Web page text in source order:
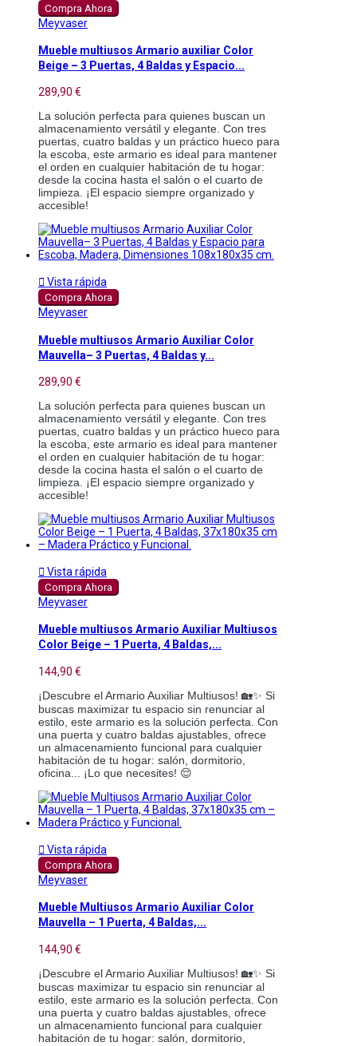
Compra Ahora
Meyvaser
Mueble multiusos Armario auxiliar Color
Beige – 3 Puertas, 4 Baldas y Espacio...
289,90 €
La solución perfecta para quienes buscan un
almacenamiento versátil y elegante. Con tres
puertas, cuatro baldas y un práctico hueco para
la escoba, este armario es ideal para mantener
el orden en cualquier habitación de tu hogar:
desde la cocina hasta el salón o el cuarto de
limpieza. ¡El espacio siempre organizado y
accesible!
 Vista rápida
Compra Ahora
Meyvaser
Mueble multiusos Armario Auxiliar Color
Mauvella– 3 Puertas, 4 Baldas y...
289,90 €
La solución perfecta para quienes buscan un
almacenamiento versátil y elegante. Con tres
puertas, cuatro baldas y un práctico hueco para
la escoba, este armario es ideal para mantener
el orden en cualquier habitación de tu hogar:
desde la cocina hasta el salón o el cuarto de
limpieza. ¡El espacio siempre organizado y
accesible!
 Vista rápida
Compra Ahora
Meyvaser
Mueble multiusos Armario Auxiliar Multiusos
Color Beige – 1 Puerta, 4 Baldas,...
144,90 €
¡Descubre el Armario Auxiliar Multiusos! 🏡✨ Si
buscas maximizar tu espacio sin renunciar al
estilo, este armario es la solución perfecta. Con
una puerta y cuatro baldas ajustables, ofrece
un almacenamiento funcional para cualquier
habitación de tu hogar: salón, dormitorio,
oficina... ¡Lo que necesites! 😌
 Vista rápida
Compra Ahora
Meyvaser
Mueble Multiusos Armario Auxiliar Color
Mauvella – 1 Puerta, 4 Baldas,...
144,90 €
¡Descubre el Armario Auxiliar Multiusos! 🏡✨ Si
buscas maximizar tu espacio sin renunciar al
estilo, este armario es la solución perfecta. Con
una puerta y cuatro baldas ajustables, ofrece
un almacenamiento funcional para cualquier
habitación de tu hogar: salón, dormitorio,